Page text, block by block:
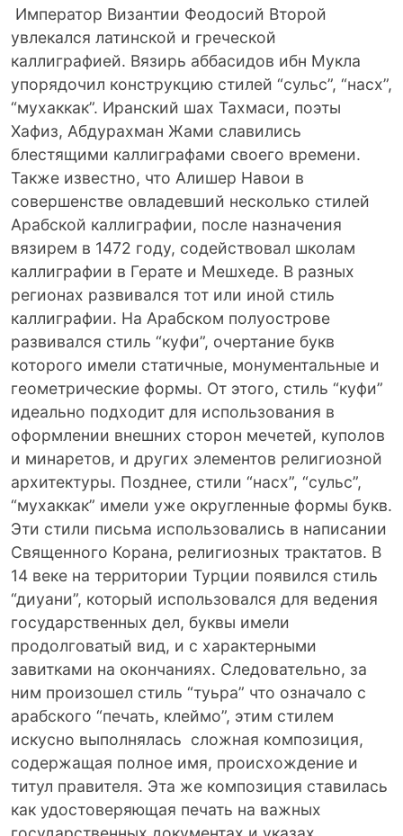
Император Византии Феодосий Второй
увлекался латинской и греческой
каллиграфией. Вязирь аббасидов ибн Мукла
упорядочил конструкцию стилей “сульс”, “насх”,
“мухаккак”. Иранский шах Тахмаси, поэты
Хафиз, Абдурахман Жами славились
блестящими каллиграфами своего времени.
Также известно, что Алишер Навои в
совершенстве овладевший несколько стилей
Арабской каллиграфии, после назначения
вязирем в 1472 году, содействовал школам
каллиграфии в Герате и Мешхеде. В разных
регионах развивался тот или иной стиль
каллиграфии. На Арабском полуострове
развивался стиль “куфи”, очертание букв
которого имели статичные, монументальные и
геометрические формы. От этого, стиль “куфи”
идеально подходит для использования в
оформлении внешних сторон мечетей, куполов
и минаретов, и других элементов религиозной
архитектуры. Позднее, стили “насх”, “сульс”,
“мухаккак” имели уже округленные формы букв.
Эти стили письма использовались в написании
Священного Корана, религиозных трактатов. В
14 веке на территории Турции появился стиль
“диуани”, который использовался для ведения
государственных дел, буквы имели
продолговатый вид, и с характерными
завитками на окончаниях. Следовательно, за
ним произошел стиль “туьра” что означало с
арабского “печать, клеймо”, этим стилем
искусно выполнялась сложная композиция,
содержащая полное имя, происхождение и
титул правителя. Эта же композиция ставилась
как удостоверяющая печать на важных